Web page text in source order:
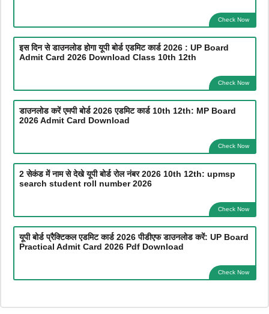
Check Now
इस दिन से डाउनलोड होगा यूपी बोर्ड एडमिट कार्ड 2026 : UP Board
Admit Card 2026 Download Class 10th 12th
Check Now
डाउनलोड करें एमपी बोर्ड 2026 एडमिट कार्ड 10th 12th: MP Board
2026 Admit Card Download
Check Now
2 सेकंड में नाम से देखे यूपी बोर्ड रोल नंबर 2026 10th 12th: upmsp
search student roll number 2026
Check Now
यूपी बोर्ड प्रैक्टिकल एडमिट कार्ड 2026 पीडीएफ डाउनलोड करें: UP Board
Practical Admit Card 2026 Pdf Download
Check Now